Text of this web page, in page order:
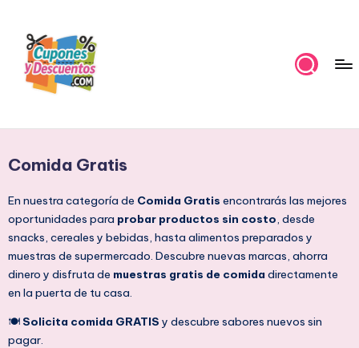
content
p
o
n
e
s
D
estas
ofertas
descuentos
Comida Gratis
En nuestra categoría de Comida Gratis encontrarás las mejores
oportunidades para probar productos sin costo, desde
snacks, cereales y bebidas, hasta alimentos preparados y
muestras de supermercado. Descubre nuevas marcas, ahorra
dinero y disfruta de muestras gratis de comidadirectamente
en la puerta de tu casa.
🍽️ Solicita comida GRATIS y descubre sabores nuevos sin
pagar.